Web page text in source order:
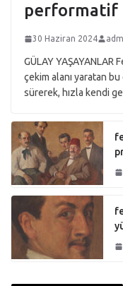
performatif
30 Haziran 2024
GÜLAY
çekim alanı yaratan
sürerek, hızla kendi